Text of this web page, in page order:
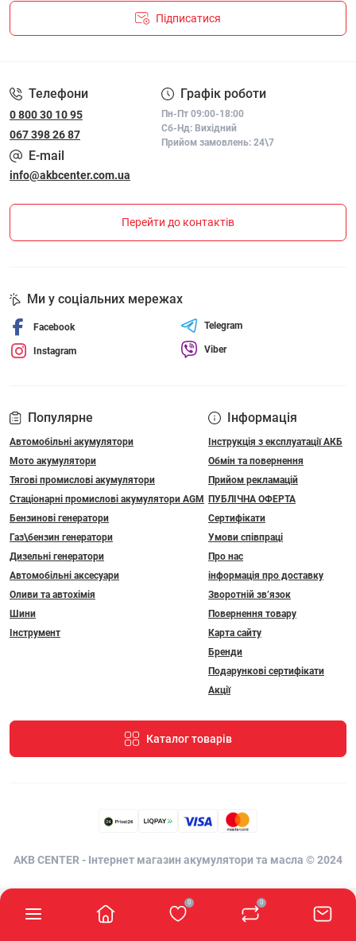
0 0
Підписатися
Телефони
0 800 30 10 95
067 398 26 87
Графік роботи
Пн-Пт 09:00-18:00
Сб-Нд: Вихідний
Прийом замовлень: 24\7
E-mail
info@akbcenter.com.ua
Перейти до контактів
Популярне
Автомобільні акумулятори
Мото акумулятори
Тягові промислові акумулятори
Стаціонарні промислові акумулятори АGM
Бензинові генератори
Газ\бензин генератори
Дизельні генератори
Автомобільні аксесуари
Оливи та автохімія
Шини
Інструмент
Інформація
Інструкція з експлуатації АКБ
Обмін та повернення
Прийом рекламацій
ПУБЛІЧНА ОФЕРТА
Сертифікати
Умови співпраці
Про нас
інформація про доставку
Зворотній зв’язок
Повернення товару
Карта сайту
Бренди
Подарункові сертифікати
Акції
Каталог товарів
Ми у соціальних мережах
Facebook
Instagram
Telegram
Viber
AKB CENTER - Інтернет магазин акумулятори та масла © 2024